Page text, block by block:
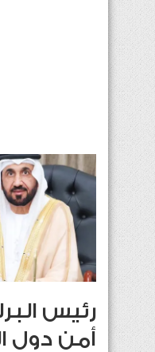
رئيس
أمن دول